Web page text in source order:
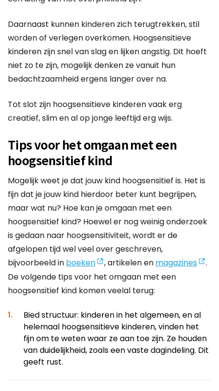
Daarnaast kunnen kinderen zich terugtrekken, stil
worden of verlegen overkomen. Hoogsensitieve
kinderen zijn snel van slag en lijken angstig. Dit hoeft
niet zo te zijn, mogelijk denken ze vanuit hun
bedachtzaamheid ergens langer over na.
Tot slot zijn hoogsensitieve kinderen vaak erg
creatief, slim en al op jonge leeftijd erg wijs.
Tips voor het omgaan met een
hoogsensitief kind
Mogelijk weet je dat jouw kind hoogsensitief is. Het is
fijn dat je jouw kind hierdoor beter kunt begrijpen,
maar wat nu? Hoe kan je omgaan met een
hoogsensitief kind? Hoewel er nog weinig onderzoek
is gedaan naar hoogsensitiviteit, wordt er de
afgelopen tijd wel veel over geschreven,
bijvoorbeeld in boeken , artikelen en magazines
.
De volgende tips voor het omgaan met een
hoogsensitief kind komen veelal terug:
Bied structuur: kinderen in het algemeen, en al
helemaal hoogsensitieve kinderen, vinden het
fijn om te weten waar ze aan toe zijn. Ze houden
van duidelijkheid, zoals een vaste dagindeling. Dit
geeft rust.